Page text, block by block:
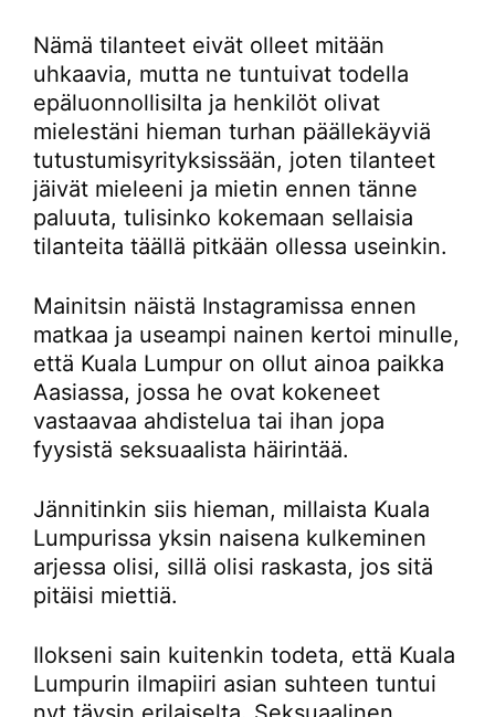
Nämä tilanteet eivät olleet mitään
uhkaavia, mutta ne tuntuivat todella
epäluonnollisilta ja henkilöt olivat
mielestäni hieman turhan päällekäyviä
tutustumisyrityksissään, joten tilanteet
jäivät mieleeni ja mietin ennen tänne
paluuta, tulisinko kokemaan sellaisia
tilanteita täällä pitkään ollessa useinkin.
Mainitsin näistä Instagramissa ennen
matkaa ja useampi nainen kertoi minulle,
että Kuala Lumpur on ollut ainoa paikka
Aasiassa, jossa he ovat kokeneet
vastaavaa ahdistelua tai ihan jopa
fyysistä seksuaalista häirintää.
Jännitinkin siis hieman, millaista Kuala
Lumpurissa yksin naisena kulkeminen
arjessa olisi, sillä olisi raskasta, jos sitä
pitäisi miettiä.
Ilokseni sain kuitenkin todeta, että Kuala
Lumpurin ilmapiiri asian suhteen tuntui